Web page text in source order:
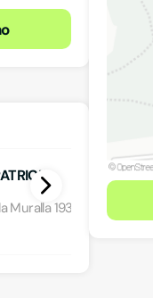
Muralla 193, 1º, 27002,